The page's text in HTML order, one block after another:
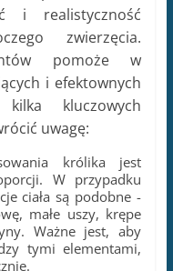
uwagę:
królika jest
W przypadku
ciała są podobne -
małe uszy, krępe
Ważne jest, aby
tymi elementami,
z najbardziej
Powinna być
nosem i
istotne - są
od prostych do
uwagę na ich